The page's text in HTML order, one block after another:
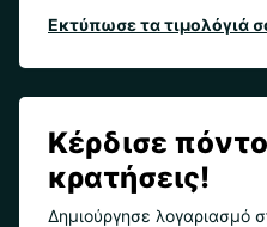
Εκτύπωσε τα τιμολόγιά
Κέρδισε
κρατήσεις!
Δημιούργησε λογαριασμό